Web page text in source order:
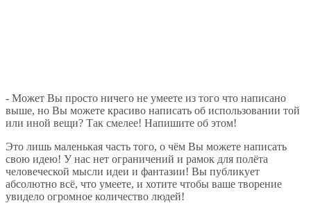
- Может Вы просто ничего не умеете из того что написано
выше, но Вы можете красиво написать об использовании той
или иной вещи? Так смелее! Напишите об этом!
Это лишь маленькая часть того, о чём Вы можете написать
свою идею! У нас нет ограничений и рамок для полёта
человеческой мысли идеи и фантазии! Вы публикует
абсолютно всё, что умеете, и хотите чтобы ваше творение
увидело огромное количество людей!